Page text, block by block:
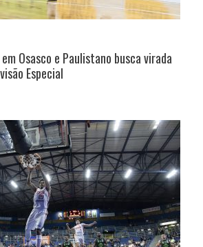
Osasco e Paulistano busca virada
Especial